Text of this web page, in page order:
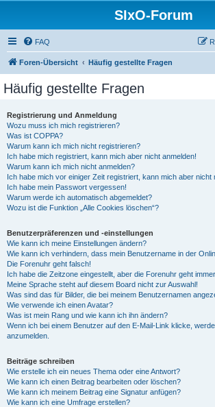
SIxO-Forum
FAQ
Foren-Übersicht Häufig gestellte Fragen
Häufig gestellte Fragen
Registrierung und Anmeldung
Wozu muss ich mich registrieren?
Was ist COPPA?
Warum kann ich mich nicht registrieren?
Ich habe mich registriert, kann mich aber nicht anmelden!
Warum kann ich mich nicht anmelden?
Ich habe mich vor einiger Zeit registriert, kann mich aber nicht
Ich habe mein Passwort vergessen!
Warum werde ich automatisch abgemeldet?
Wozu ist die Funktion „Alle Cookies löschen“?
Benutzerpräferenzen und -einstellungen
Wie kann ich meine Einstellungen ändern?
Wie kann ich verhindern, dass mein Benutzername in der
Die Forenuhr geht falsch!
Ich habe die Zeitzone eingestellt, aber die Forenuhr geht
Meine Sprache steht auf diesem Board nicht zur Auswahl!
Was sind das für Bilder, die bei meinem Benutzernamen
Wie verwende ich einen Avatar?
Was ist mein Rang und wie kann ich ihn ändern?
Wenn ich bei einem Benutzer auf den E-Mail-Link klicke,
anzumelden.
Beiträge schreiben
Wie erstelle ich ein neues Thema oder eine Antwort?
Wie kann ich einen Beitrag bearbeiten oder löschen?
Wie kann ich meinem Beitrag eine Signatur anfügen?
Wie kann ich eine Umfrage erstellen?